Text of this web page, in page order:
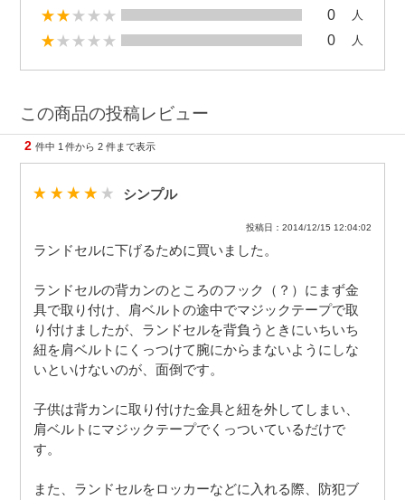
0 人
0 人
この商品の投稿レビュー
2 件中 1 件から 2 件まで表示
シンプル
投稿日：2014/12/15 12:04:02
ランドセルに下げるために買いました。
ランドセルの背カンのところのフック（？）にまず金
具で取り付け、肩ベルトの途中でマジックテープで取
り付けましたが、ランドセルを背負うときにいちいち
紐を肩ベルトにくっつけて腕にからまないようにしな
いといけないのが、面倒です。
子供は背カンに取り付けた金具と紐を外してしまい、
肩ベルトにマジックテープでくっついているだけで
す。
また、ランドセルをロッカーなどに入れる際、防犯ブ